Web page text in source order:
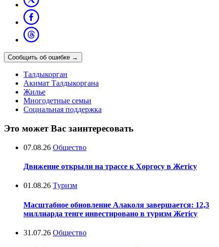
Сообщить об ошибке →
Талдыкорган
Акимат Талдыкоргана
Жилье
Многодетные семьи
Социальная поддержка
Это может Вас заинтересовать
07.08.26 Общество
Движение открыли на трассе к Хоргосу в Жетісу
01.08.26 Туризм
Масштабное обновление Алаколя завершается: 12,3
миллиарда тенге инвестировано в туризм Жетісу
31.07.26 Общество